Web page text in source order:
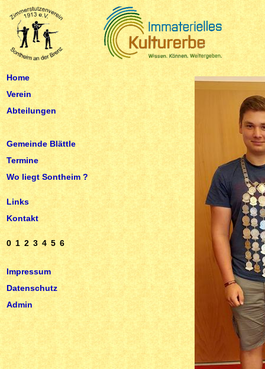
Home
Verein
Abteilungen
Gemeinde Blättle
Termine
Wo liegt Sontheim ?
Links
Kontakt
Impressum
Datenschutz
Admin